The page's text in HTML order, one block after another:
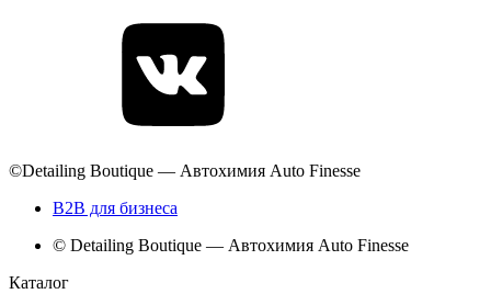
©Detailing Boutique — Автохимия Auto Finesse
B2B для бизнеса
© Detailing Boutique — Автохимия Auto Finesse
Каталог